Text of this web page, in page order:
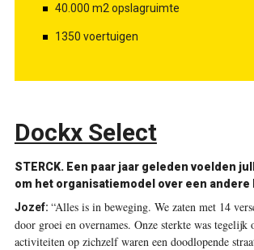
40.000 m2 opslagruimte
1350 voertuigen
Dockx Select
STERCK. Een paar jaar geleden voelden
om het organisatiemodel over een andere
Jozef: “Alles is in beweging. We zaten met 14
door groei en overnames. Onze sterkte was tegelijk
activiteiten op zichzelf waren een doodlopende